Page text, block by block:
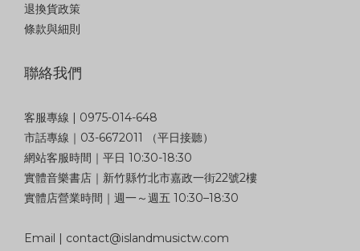
退換貨政策
條款與細則
聯絡我們
客服專線 | 0975-014-648
市話專線｜03-6672011 （平日接聽）
網站客服時間｜平日 10:30-18:30
實體音樂書店｜新竹縣竹北市嘉政一街22號2樓
實體店營業時間｜週一～週五 10:30–18:30
Email | contact@islandmusictw.com